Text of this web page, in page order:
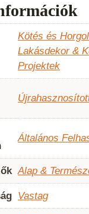
Kötés és
Lakásdekor &
Projektek
Általános
Alap &
Vastag